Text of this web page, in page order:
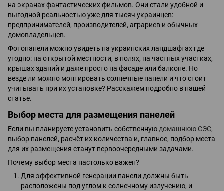
на экранах фантастических фильмов. Они стали удобной и
выгодной реальностью уже для тысяч украинцев:
предпринимателей, производителей, аграриев и обычных
домовладельцев.
Фотопанели можно увидеть на украинских ландшафтах где
угодно: на открытой местности, в полях, на частных участках,
крышах зданий и даже просто на фасаде или балконе. Но
везде ли можно монтировать солнечные панели и что стоит
учитывать при их установке? Расскажем подробно в нашей
статье.
Выбор места для размещения панелей
Если вы планируете установить собственную домашнюю СЭС,
выбор панелей, расчёт их количества и, главное, подбор места
для их размещения станут первоочередными задачами.
Почему выбор места настолько важен?
Для эффективной генерации панели должны быть
расположены под углом к солнечному излучению, и